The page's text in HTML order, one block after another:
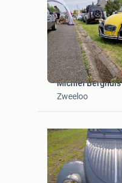
Michiel Berghuis
Zweeloo